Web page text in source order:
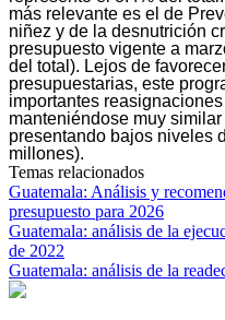
más relevante es el de
niñez y de la desnutrición
presupuesto vigente a
del total). Lejos de
presupuestarias, este
importantes
manteniéndose muy
presentando bajos niveles
millones).
Temas relacionados
Guatemala: Análisis y
presupuesto para 2026
Guatemala: análisis de la
de 2022
Guatemala: análisis de la